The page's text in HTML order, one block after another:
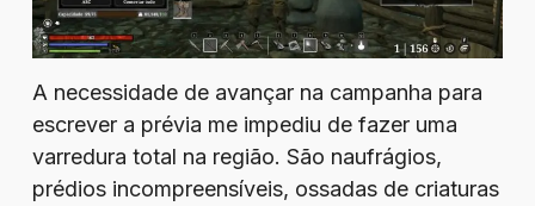
A necessidade de avançar na campanha para
escrever a prévia me impediu de fazer uma
varredura total na região. São naufrágios,
prédios incompreensíveis, ossadas de criaturas